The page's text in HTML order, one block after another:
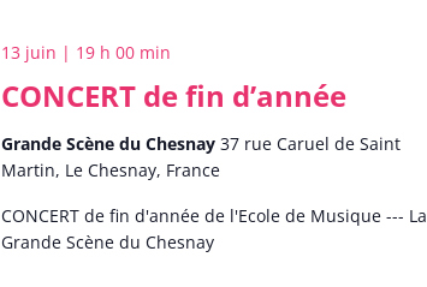
CONCERT de fin d’année
13 juin | 19 h 00 min
Grande Scène du Chesnay37 rue Caruel de Saint
Martin, Le Chesnay, France
CONCERT de fin d'année de l'Ecole de Musique --- La
Grande Scène du Chesnay